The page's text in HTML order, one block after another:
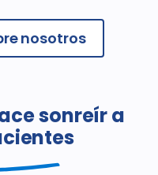
nosotros
sonreír a